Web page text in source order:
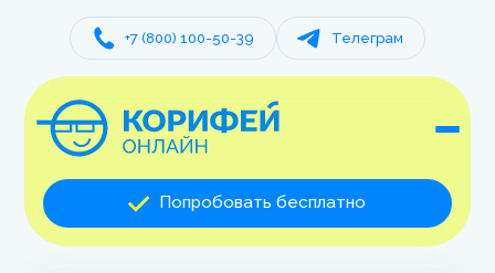
+7 (800) 100-50-39 Телеграм
Попробовать бесплатно